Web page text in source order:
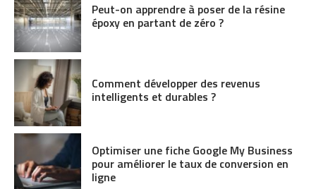
Peut-on apprendre à poser de la résine
époxy en partant de zéro ?
Comment développer des revenus
intelligents et durables ?
Optimiser une fiche Google My Business
pour améliorer le taux de conversion en
ligne